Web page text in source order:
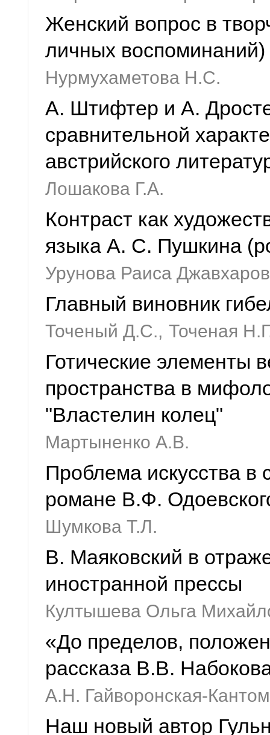
Женский вопрос в
личных воспоминаний)
Нурмухаметова Н.С.
А. Штифтер и А.
сравнительной
австрийского
Лошакова Г.А.
Контраст как
языка А. С. Пушкина
Урунова Раиса
Главный виновник
Точеный Д.С., Точеная
Готические элементы
пространства в
"Властелин колец"
Мартыненко А.В.
Проблема искусства в
романе В.Ф.
Шумкова Т.Л.
В. Маяковский в
иностранной прессы
Култышева Ольга
«До пределов,
рассказа В.В.
А.Н. Гайворонская-
Наш новый автор